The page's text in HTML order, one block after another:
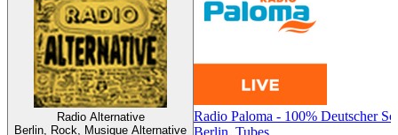
Radio Alternative
Berlin, Rock, Musique Alternative
Radio Paloma - 100% Deutscher
Berlin, Tubes